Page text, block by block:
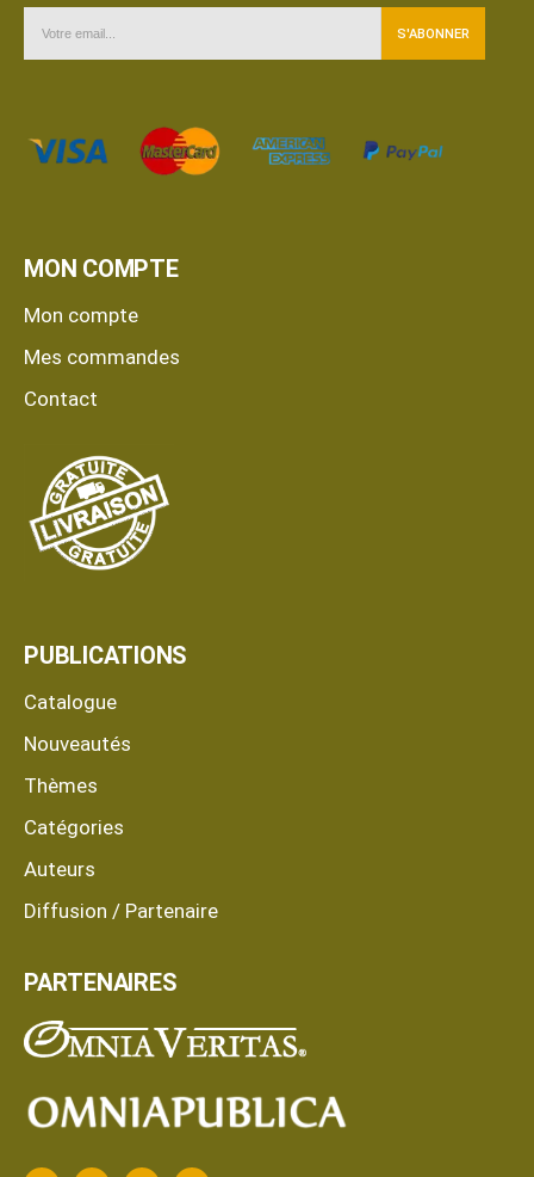
MON COMPTE
Mon compte
Mes commandes
Contact
PUBLICATIONS
Catalogue
Nouveautés
Thèmes
Catégories
Auteurs
Diffusion / Partenaire
PARTENAIRES